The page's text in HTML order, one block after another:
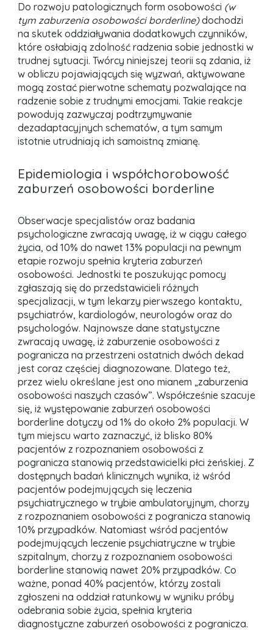
Do rozwoju patologicznych form osobowości (w
tym zaburzenia osobowości borderline)dochodzi
na skutek oddziaływania dodatkowych czynników,
które osłabiają zdolność radzenia sobie jednostki w
trudnej sytuacji. Twórcy niniejszej teorii są zdania, iż
w obliczu pojawiających się wyzwań, aktywowane
mogą zostać pierwotne schematy pozwalające na
radzenie sobie z trudnymi emocjami. Takie reakcje
powodują zazwyczaj podtrzymywanie
dezadaptacyjnych schematów, a tym samym
istotnie utrudniają ich samoistną zmianę.
Epidemiologia i współchorobowość
zaburzeń osobowości borderline
Obserwacje specjalistów oraz badania
psychologiczne zwracają uwagę, iż w ciągu całego
życia, od 10% do nawet 13% populacji na pewnym
etapie rozwoju spełnia kryteria zaburzeń
osobowości. Jednostki te poszukując pomocy
zgłaszają się do przedstawicieli różnych
specjalizacji, w tym lekarzy pierwszego kontaktu,
psychiatrów, kardiologów, neurologów oraz do
psychologów. Najnowsze dane statystyczne
zwracają uwagę, iż zaburzenie osobowości z
pogranicza na przestrzeni ostatnich dwóch dekad
jest coraz częściej diagnozowane. Dlatego też,
przez wielu określane jest ono mianem „zaburzenia
osobowości naszych czasów”. Współcześnie szacuje
się, iż występowanie zaburzeń osobowości
borderline dotyczy od 1% do około 2% populacji. W
tym miejscu warto zaznaczyć, iż blisko 80%
pacjentów z rozpoznaniem osobowości z
pogranicza stanowią przedstawicielki płci żeńskiej. Z
dostępnych badań klinicznych wynika, iż wśród
pacjentów podejmujących się leczenia
psychiatrycznego w trybie ambulatoryjnym, chorzy
z rozpoznaniem osobowości z pogranicza stanowią
10% przypadków. Natomiast wśród pacjentów
podejmujących leczenie psychiatryczne w trybie
szpitalnym, chorzy z rozpoznaniem osobowości
borderline stanowią nawet 20% przypadków. Co
ważne, ponad 40% pacjentów, którzy zostali
zgłoszeni na oddział ratunkowy w wyniku próby
odebrania sobie życia, spełnia kryteria
diagnostyczne zaburzeń osobowości z pogranicza.